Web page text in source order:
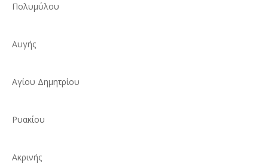
Πολυμύλου
Αυγής
Αγίου Δημητρίου
Ρυακίου
Ακρινής